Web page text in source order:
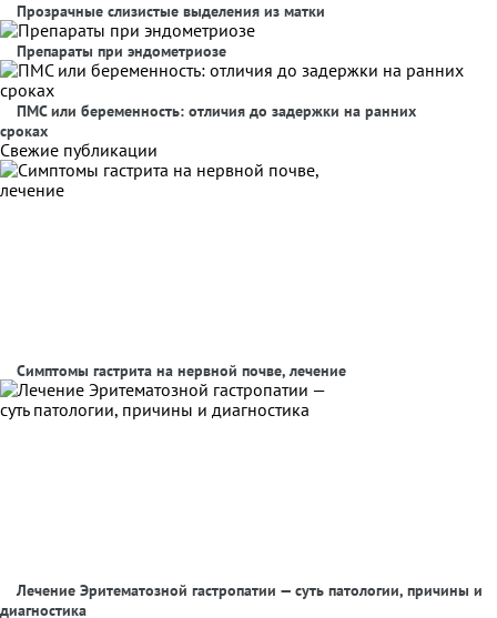
Прозрачные слизистые выделения из матки
Препараты при эндометриозе
ПМС или беременность: отличия до задержки на ранних
сроках
Свежие публикации
Симптомы гастрита на нервной почве, лечение
Лечение Эритематозной гастропатии — суть патологии, причины и
диагностика